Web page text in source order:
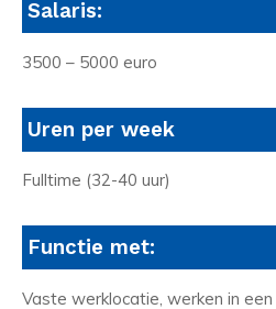
Salaris:
3500 – 5000 euro
Uren per week
Fulltime (32-40 uur)
Functie met:
Vaste werklocatie, werken in